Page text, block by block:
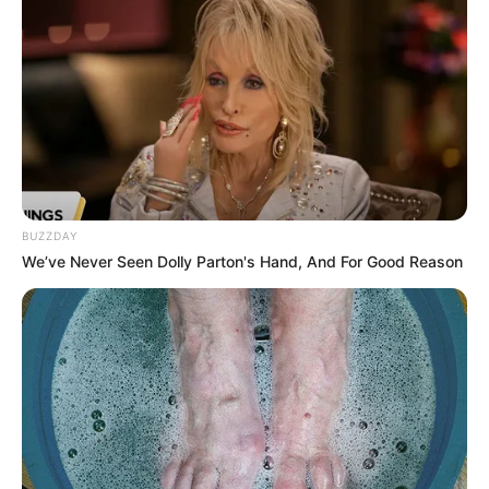
Universal Pictures.
Trwają też negocjacje nad powrotemFrancisa Lawrence'ado
świata„Igrzysk śmierci”. Reżyser miałby stanąć za kamerą
filmu na motywach zapowiedzianej dopiero książki
„The
Hunger Games: Sunrise of the Reaping”. Film ma trafić na
ekrany
20 listopada 2026 roku.
źródło: BD / zdj. Warner Bros.
BUZZDAY
We’ve Never Seen Dolly Parton's Hand, And For Good Reason